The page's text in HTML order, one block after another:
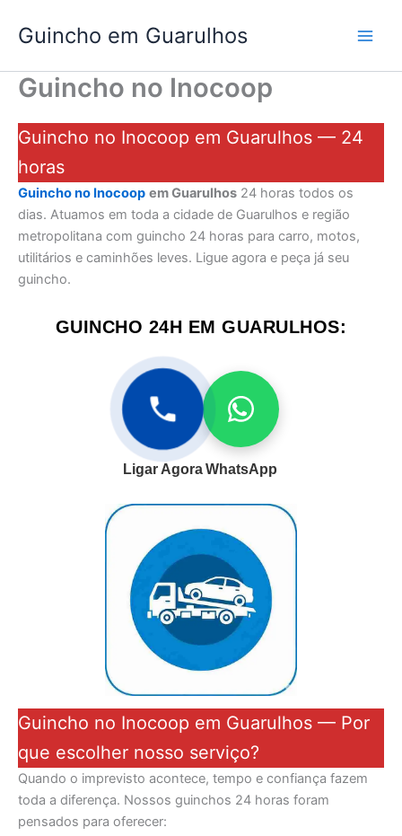
para
conteúdo
Guincho em Guarulhos
Guincho no Inocoop
Guincho no Inocoop em Guarulhos — 24
horas
Guincho no Inocoop em Guarulhos 24 horas todos os
dias. Atuamos em toda a cidade de Guarulhos e região
metropolitana com guincho 24 horas para carro, motos,
utilitários e caminhões leves. Ligue agora e peça já seu
guincho.
GUINCHO 24H EM GUARULHOS:
Ligar AgoraWhatsApp
Guincho no Inocoop em Guarulhos — Por
que escolher nosso serviço?
Quando o imprevisto acontece, tempo e confiança fazem
toda a diferença. Nossos guinchos 24 horas foram
pensados para oferecer: